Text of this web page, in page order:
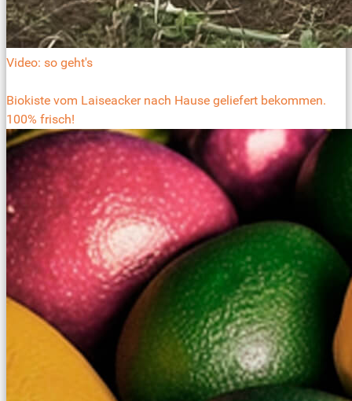
Video: so geht's
Biokiste vom Laiseacker nach Hause geliefert bekommen.
100% frisch!